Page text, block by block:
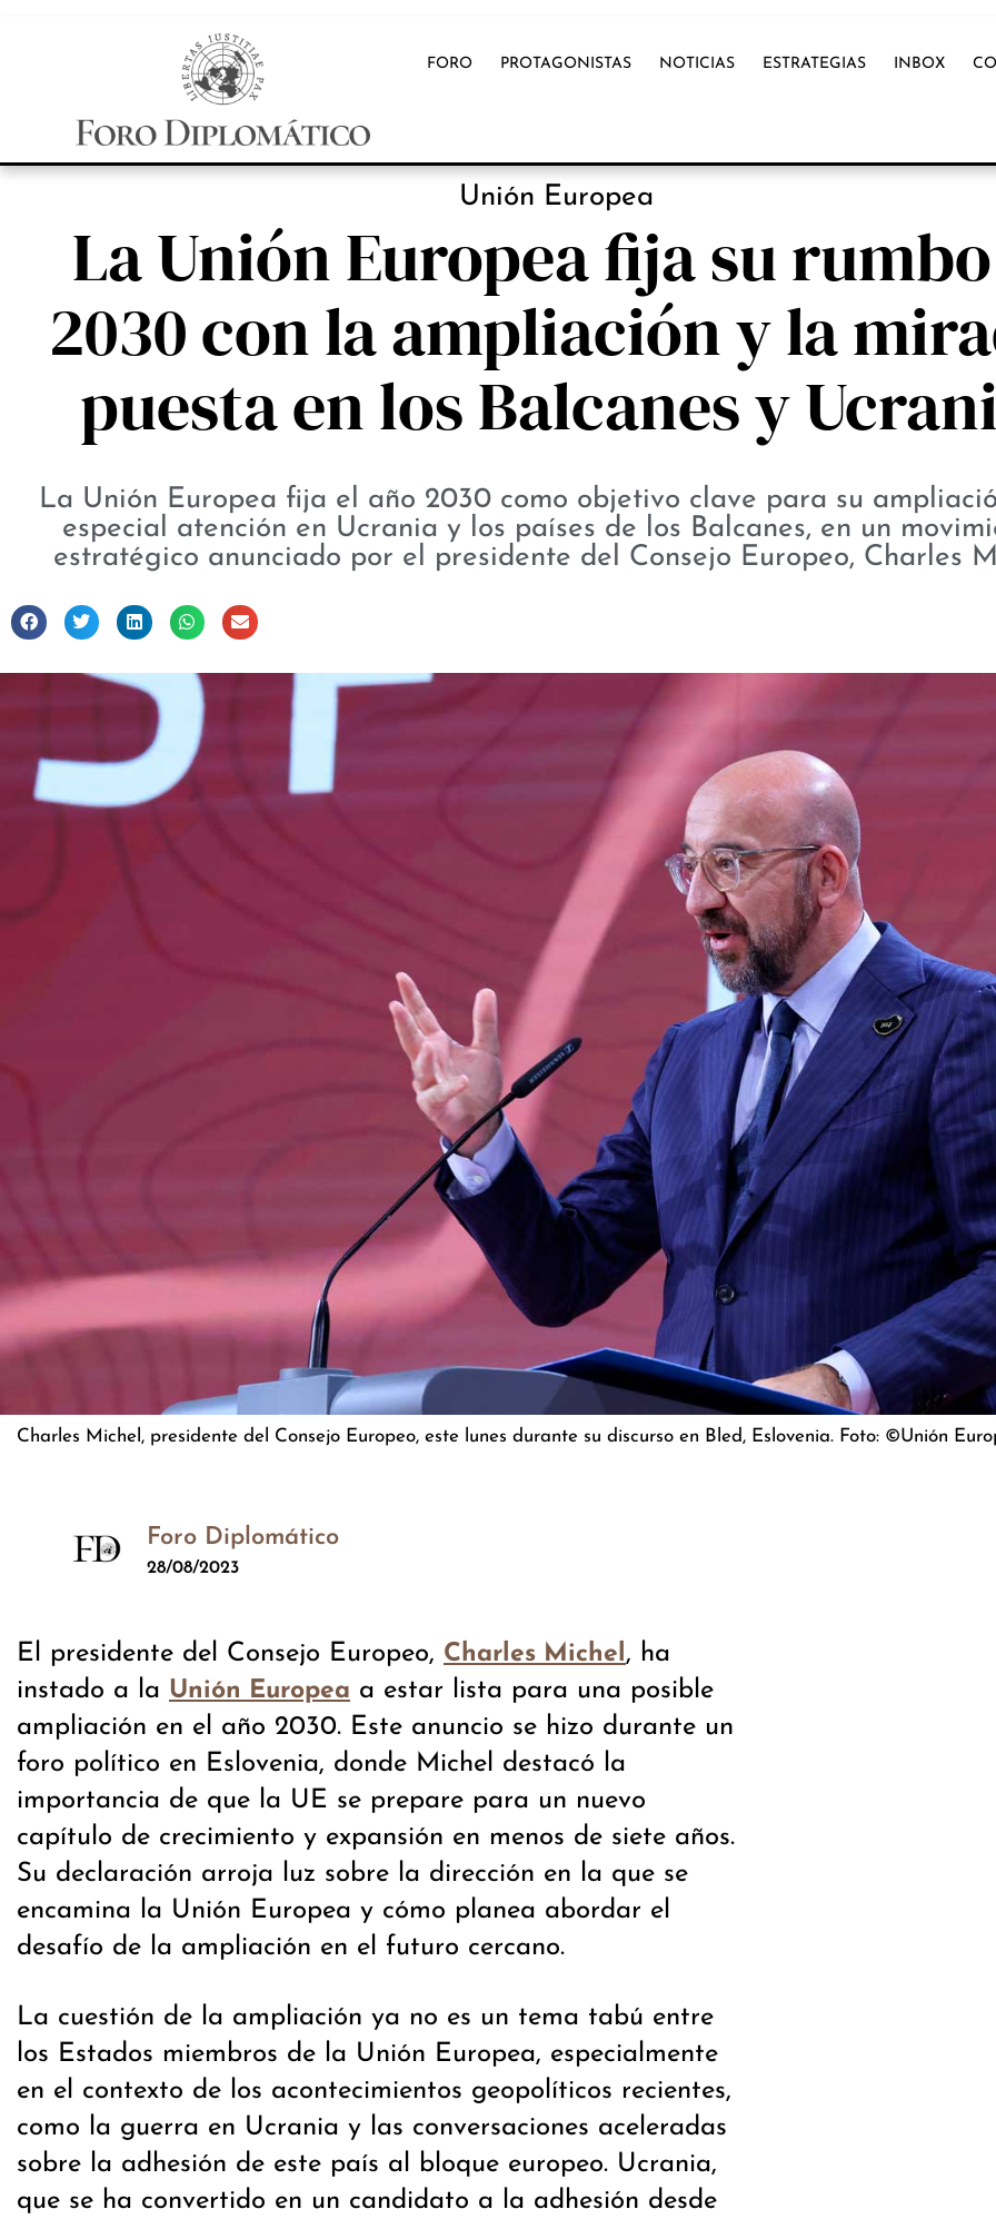
FORO PROTAGONISTAS NOTICIAS ESTRATEGIAS INBOX
Unión Europea
La Unión Europea fija su
2030 con la ampliación y la
puesta en los Balcanes y
La Unión Europea fija el año 2030 como objetivo clave para su
especial atención en Ucrania y los países de los Balcanes, en un
estratégico anunciado por el presidente del Consejo Europeo, Charles
Charles Michel, presidente del Consejo Europeo, este lunes durante su discurso en Bled, Eslovenia. Foto: ©Unión
Foro Diplomático
28/08/2023
El presidente del Consejo Europeo, Charles Michel , ha
instado a la Unión Europea a estar lista para una posible
ampliación en el año 2030. Este anuncio se hizo durante un
foro político en Eslovenia, donde Michel destacó la
importancia de que la UE se prepare para un nuevo
capítulo de crecimiento y expansión en menos de siete años.
Su declaración arroja luz sobre la dirección en la que se
encamina la Unión Europea y cómo planea abordar el
desafío de la ampliación en el futuro cercano.
La cuestión de la ampliación ya no es un tema tabú entre
los Estados miembros de la Unión Europea, especialmente
en el contexto de los acontecimientos geopolíticos recientes,
como la guerra en Ucrania y las conversaciones aceleradas
sobre la adhesión de este país al bloque europeo. Ucrania,
que se ha convertido en un candidato a la adhesión desde